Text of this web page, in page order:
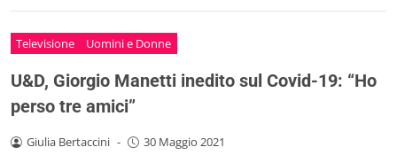
Televisione Uomini e Donne
U&D, Giorgio Manetti inedito sul Covid-19: “Ho
perso tre amici”
Giulia Bertaccini - 30 Maggio 2021